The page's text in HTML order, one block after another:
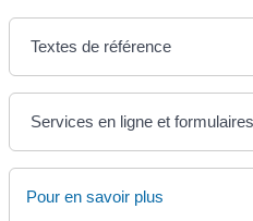
Textes de référence
Services en ligne et formulaires
Pour en savoir plus